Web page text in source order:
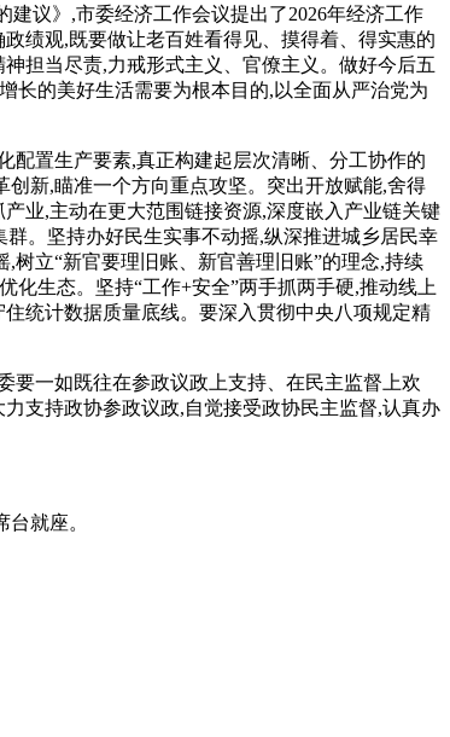
议》,市委经济工作会议提出了2026年经济工作
绩观,既要做让老百姓看得见、摸得着、得实惠的
担当尽责,力戒形式主义、官僚主义。做好今后五
长的美好生活需要为根本目的,以全面从严治党为
配置生产要素,真正构建起层次清晰、分工协作的
新,瞄准一个方向重点攻坚。突出开放赋能,舍得
业,主动在更大范围链接资源,深度嵌入产业链关键
。坚持办好民生实事不动摇,纵深推进城乡居民幸
立“新官要理旧账、新官善理旧账”的理念,持续
化生态。坚持“工作+安全”两手抓两手硬,推动线上
统计数据质量底线。要深入贯彻中央八项规定精
要一如既往在参政议政上支持、在民主监督上欢
支持政协参政议政,自觉接受政协民主监督,认真办
就座。